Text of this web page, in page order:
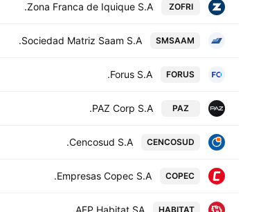
ZOFRI
Zona Franca de Iquique S.A.
SMSAAM
Sociedad Matriz Saam S.A.
FORUS
Forus S.A.
PAZ
PAZ Corp S.A.
CENCOSUD
Cencosud S.A.
COPEC
Empresas Copec S.A.
HABITAT
AFP Habitat SA